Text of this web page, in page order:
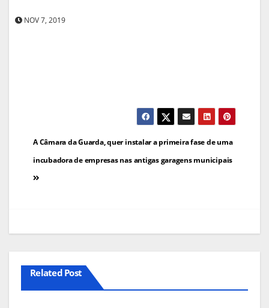
NOV 7, 2019
Navegação
de
artigos
A Câmara da Guarda, quer instalar a primeira fase de uma
incubadora de empresas nas antigas garagens municipais
Related Post